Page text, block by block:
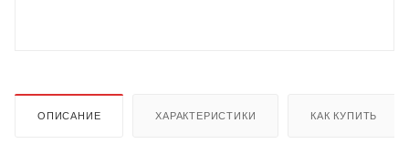
ОПИСАНИЕ ХАРАКТЕРИСТИКИ КАК КУПИТЬ